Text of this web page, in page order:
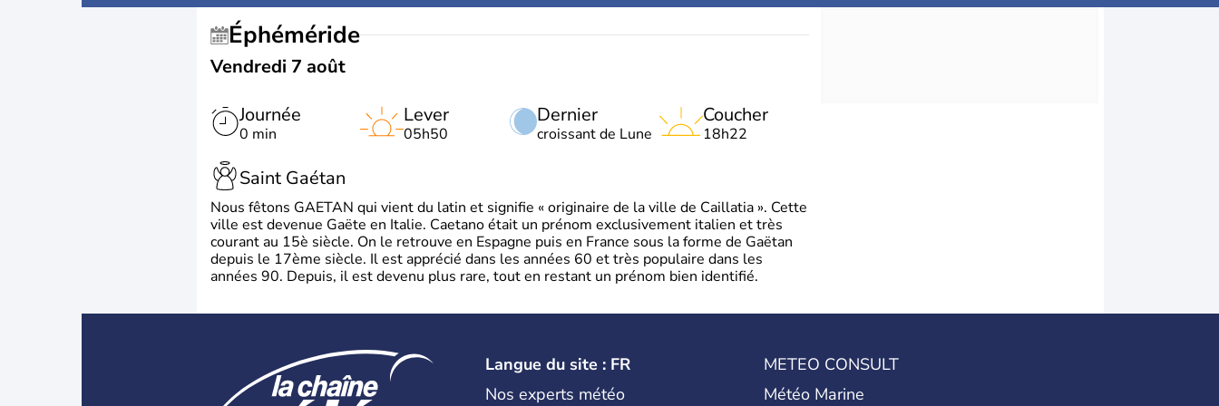
Éphéméride
Vendredi 7 août
Journée
0 min
Dernier
croissant de Lune
Lever
05h50
Coucher
18h22
Saint Gaétan
Nous fêtons GAETAN qui vient du latin et signifie « originaire de la ville de Caillatia ». Cette
ville est devenue Gaëte en Italie. Caetano était un prénom exclusivement italien et très
courant au 15è siècle. On le retrouve en Espagne puis en France sous la forme de Gaëtan
depuis le 17ème siècle. Il est apprécié dans les années 60 et très populaire dans les
années 90. Depuis, il est devenu plus rare, tout en restant un prénom bien identifié.
Langue du site : FR
Nos experts météo
METEO CONSULT
Météo Marine